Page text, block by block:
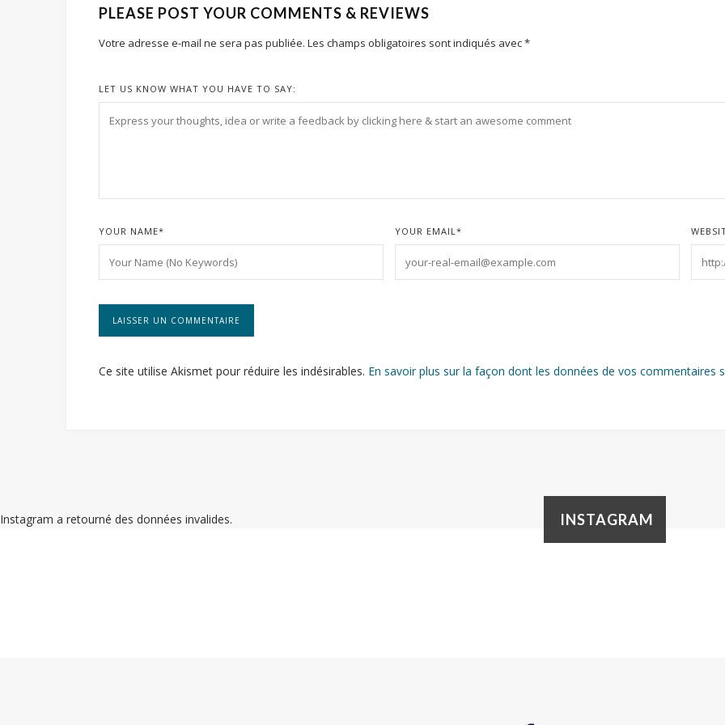
PLEASE POST YOUR COMMENTS & REVIEWS
Votre adresse e-mail ne sera pas publiée. Les champs obligatoires sont indiqués avec*
LET US KNOW WHAT YOU HAVE TO SAY:
YOUR NAME* YOUR EMAIL*
Ce site utilise Akismet pour réduire les indésirables. En savoir plus sur la façon dont les données de vos commentaires
INSTAGRAM
Instagram a retourné des données invalides.